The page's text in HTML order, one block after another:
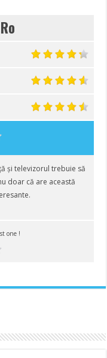
și televizorul trebuie să
doar că are această
one !